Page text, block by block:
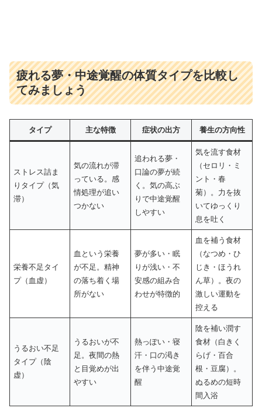
疲れる夢・中途覚醒の体質タイプを比較し
てみましょう
タイプ 主な特徴 症状の出方 養生の方向性
ストレス詰ま
りタイプ（気
滞）
気の流れが滞
っている。感
情処理が追い
つかない
追われる夢・
口論の夢が続
く。気の高ぶ
りで中途覚醒
しやすい
気を流す食材
（セロリ・ミ
ント・春
菊）。力を抜
いてゆっくり
息を吐く
栄養不足タイ
プ（血虚）
血という栄養
が不足。精神
の落ち着く場
所がない
夢が多い・眠
りが浅い・不
安感の組み合
わせが特徴的
血を補う食材
（なつめ・ひ
じき・ほうれ
ん草）。夜の
激しい運動を
控える
うるおい不足
タイプ（陰
虚）
うるおいが不
足。夜間の熱
と目覚めが出
やすい
熱っぽい・寝
汗・口の渇き
を伴う中途覚
醒
陰を補い潤す
食材（白きく
らげ・百合
根・豆腐）。
ぬるめの短時
間入浴